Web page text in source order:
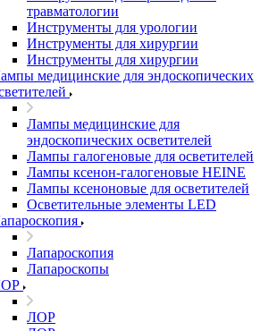
травматологии
Инструменты для урологии
Инструменты для хирургии
Инструменты для хирургии
медицинские для эндоскопических
Лампы медицинские для
эндоскопических осветителей
Лампы галогеновые для осветителей
Лампы ксенон-галогеновые HEINE
Лампы ксеноновые для осветителей
Осветительные элементы LED
Лапароскопия
Лапароскопы
ЛОР